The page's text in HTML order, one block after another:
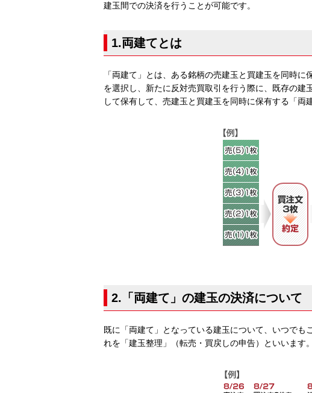
建玉間での決済を行うことが可能です。
1.両建てとは
「両建て」とは、ある銘柄の売建玉と買建玉を同時
を選択し、新たに反対売買取引を行う際に、既存の建
して保有して、売建玉と買建玉を同時に保有する「両
2.「両建て」の建玉の決済について
既に「両建て」となっている建玉について、いつでも
れを「建玉整理」（転売・買戻しの申告）といいます。